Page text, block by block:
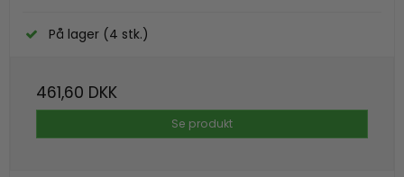
På lager (4 stk.)
461,60 DKK
Se produkt